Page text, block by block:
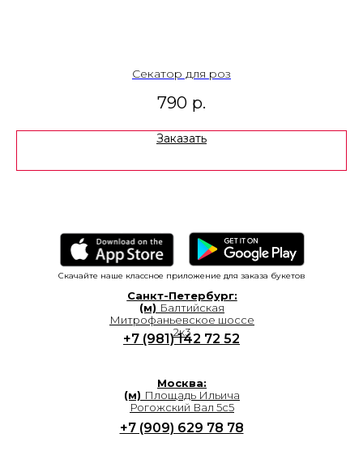
Секатор для роз
790 р.
Заказать
+7 (909) 629 78 78
Санкт-Петербург:
(м) Балтийская
Митрофаньевское шоссе
2к3
+7 (981) 142 72 52
Москва:
(м) Площадь Ильича
Рогожский Вал 5с5
Скачайте наше классное приложение для заказа букетов